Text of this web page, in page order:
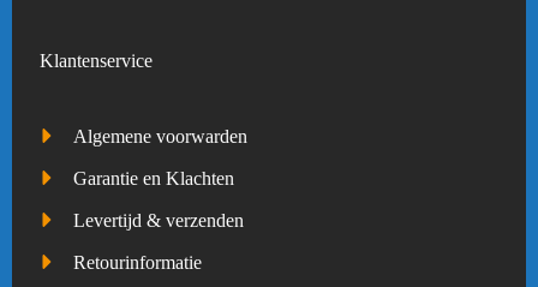
Klantenservice
Algemene voorwarden
Garantie en Klachten
Levertijd & verzenden
Retourinformatie